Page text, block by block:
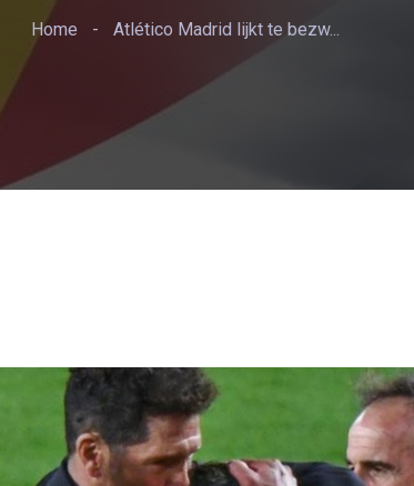
Home - Atlético Madrid lijkt te bezw...